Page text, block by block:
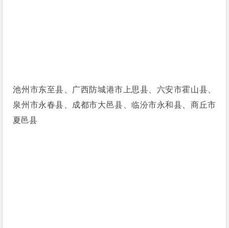
池州市东至县、广西防城港市上思县、六安市霍山县、
泉州市永春县、成都市大邑县、临汾市永和县、商丘市
夏邑县